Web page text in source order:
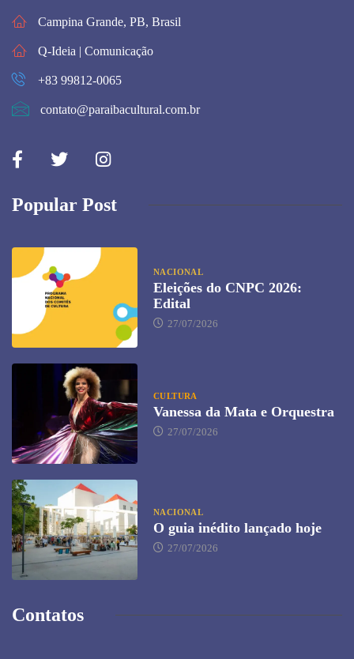
Campina Grande, PB, Brasil
Q-Ideia | Comunicação
+83 99812-0065
contato@paraibacultural.com.br
Popular Post
NACIONAL
Eleições do CNPC 2026:
Edital
27/07/2026
CULTURA
Vanessa da Mata e Orquestra
27/07/2026
NACIONAL
O guia inédito lançado hoje
27/07/2026
Contatos